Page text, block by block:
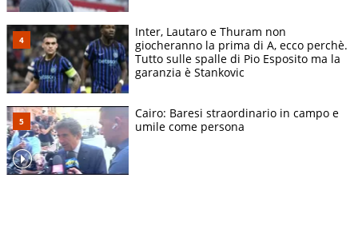
Inter, Lautaro e Thuram non
giocheranno la prima di A, ecco perchè.
Tutto sulle spalle di Pio Esposito ma la
garanzia è Stankovic
Cairo: Baresi straordinario in campo e
umile come persona